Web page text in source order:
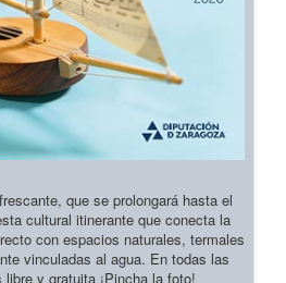
que se prolongará hasta el
cultural itinerante que conecta la
con espacios naturales, termales
vinculadas al agua. En todas las
y gratuita ¡Pincha la foto!